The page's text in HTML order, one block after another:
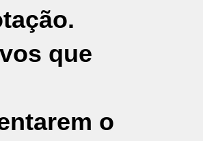
que
o